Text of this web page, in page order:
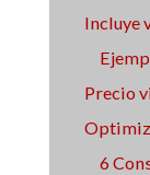
Incluye
Precio
6